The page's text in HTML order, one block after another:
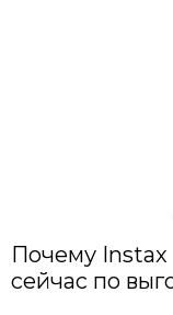
Почему Instax
сейчас по